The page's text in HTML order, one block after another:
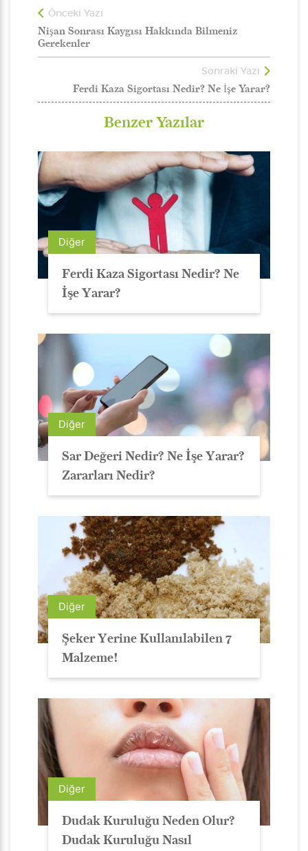
Önceki Yazı
Nişan Sonrası Kaygısı Hakkında Bilmeniz
Gerekenler
Sonraki Yazı
Ferdi Kaza Sigortası Nedir? Ne İşe Yarar?
Benzer Yazılar
Diğer
Ferdi Kaza Sigortası Nedir? Ne
İşe Yarar?
Diğer
Sar Değeri Nedir? Ne İşe Yarar?
Zararları Nedir?
Diğer
Şeker Yerine Kullanılabilen 7
Malzeme!
Diğer
Dudak Kuruluğu Neden Olur?
Dudak Kuruluğu Nasıl